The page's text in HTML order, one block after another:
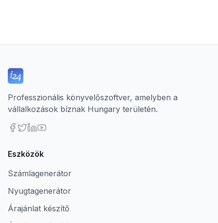
Professzionális könyvelőszoftver, amelyben a
vállalkozások bíznak Hungary területén.
Eszközök
Számlagenerátor
Nyugtagenerátor
Árajánlat készítő